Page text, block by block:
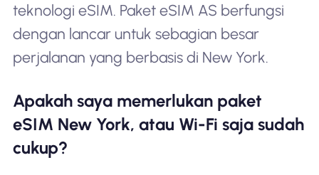
teknologi eSIM. Paket eSIM AS berfungsi
dengan lancar untuk sebagian besar
perjalanan yang berbasis di New York.
Apakah saya memerlukan paket
eSIM New York, atau Wi-Fi saja sudah
cukup?